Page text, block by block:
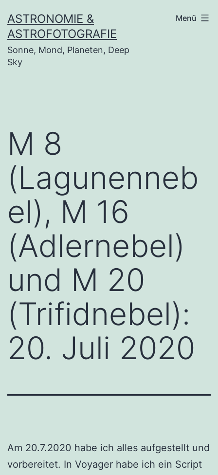
Inhalt
springen
ASTRONOMIE &
ASTROFOTOGRAFIE
Sonne, Mond, Planeten, Deep
Sky
Menü
M 8
(Lagunenneb
el), M 16
(Adlernebel)
und M 20
(Trifidnebel):
20. Juli 2020
Am 20.7.2020 habe ich alles aufgestellt und
vorbereitet. In Voyager habe ich ein Script